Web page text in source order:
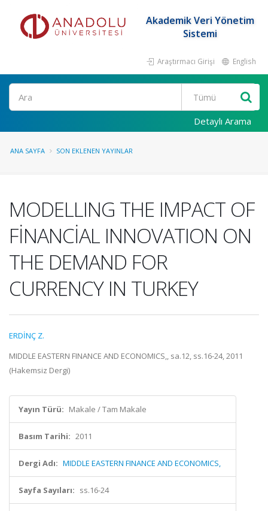
Akademik Veri Yönetim
Sistemi
Araştırmacı Girişi English
Ara
Detaylı Arama
ANA SAYFA SON EKLENEN YAYINLAR
MODELLING THE IMPACT OF
FİNANCİAL INNOVATION ON
THE DEMAND FOR
CURRENCY IN TURKEY
ERDİNÇ Z.
MIDDLE EASTERN FINANCE AND ECONOMICS,, sa.12, ss.16-24, 2011
(Hakemsiz Dergi)
Yayın Türü: Makale / Tam Makale
Basım Tarihi: 2011
Dergi Adı: MIDDLE EASTERN FINANCE AND ECONOMICS,
Sayfa Sayıları: ss.16-24